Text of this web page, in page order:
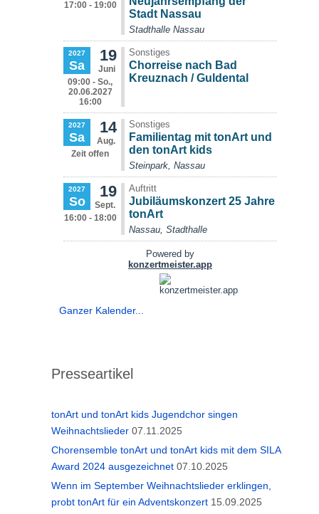
Ganzer Kalender...
Presseartikel
tonArt und tonArt kids Jugendchor singen
Weihnachtslieder 07.11.2025
Chorensemble tonArt und tonArt kids mit dem SILA
Award 2024 ausgezeichnet 07.10.2025
Wenn im September Weihnachtslieder erklingen,
probt tonArt für ein Adventskonzert 15.09.2025